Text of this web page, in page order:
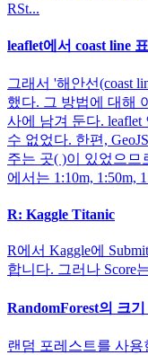
RSt...
leaflet에서 coast line 표
그래서 '해안선(coast
했다. 그 방법에 대해
사에 남겨 둔다.
수 없었다. 한편,
주는 곳( )이 있었으므
에서는 1:10m, 1:50m,
R: Kaggle Titanic
R에서 Kaggle에
합니다. 그러나 Score
RandomForest의 크
랜덤 포레스트를 사